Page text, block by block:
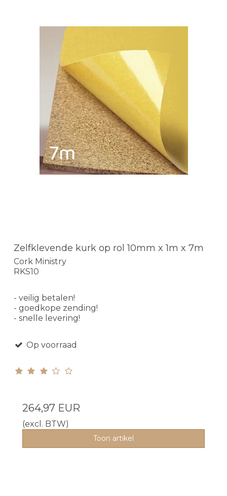
Zelfklevende kurk op rol 10mm x 1m x 7m
Cork Ministry
RKS10
- veilig betalen!
- goedkope zending!
- snelle levering!
Op voorraad
264,97 EUR
(excl. BTW)
Toon artikel